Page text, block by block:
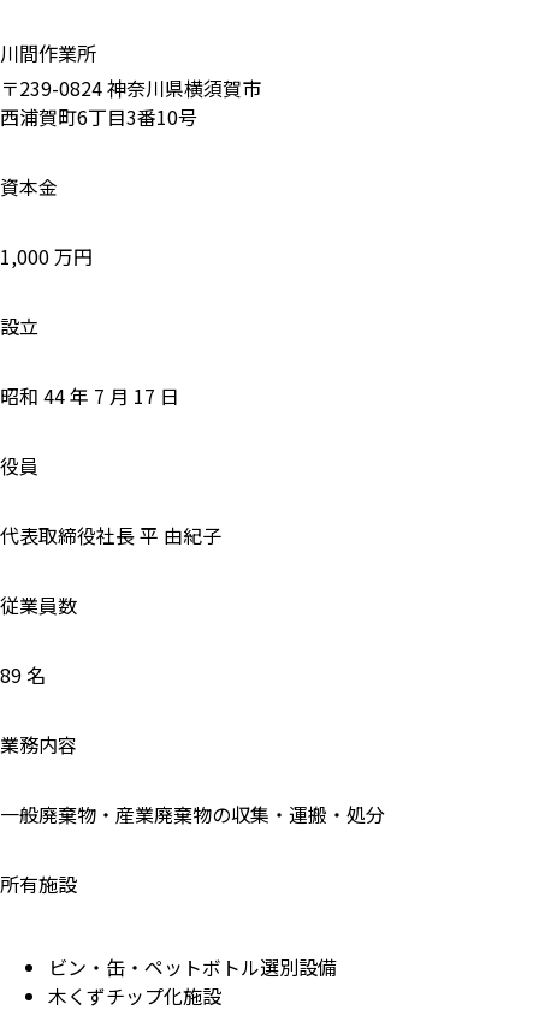
川間作業所
〒239-0824 神奈川県横須賀市
西浦賀町6丁目3番10号
資本金
1,000 万円
設立
昭和 44 年 7 月 17 日
役員
代表取締役社長 平 由紀子
従業員数
89 名
業務内容
一般廃棄物・産業廃棄物の収集・運搬・処分
所有施設
ビン・缶・ペットボトル選別設備
木くずチップ化施設